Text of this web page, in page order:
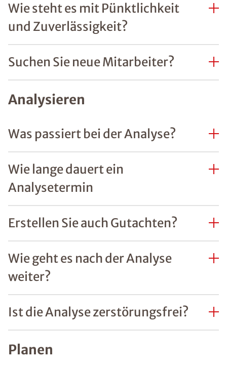
Wie steht es mit Pünktlichkeit
und Zuverlässigkeit?
Suchen Sie neue Mitarbeiter?
Analysieren
Was passiert bei der Analyse?
Wie lange dauert ein
Analysetermin
Erstellen Sie auch Gutachten?
Wie geht es nach der Analyse
weiter?
Ist die Analyse zerstörungsfrei?
Planen